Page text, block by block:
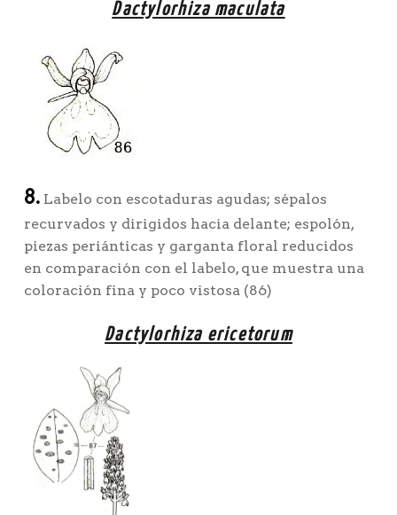
Dactylorhiza maculata
8.Labelo con escotaduras agudas; sépalos
recurvados y dirigidos hacia delante; espolón,
piezas periánticas y garganta floral reducidos
en comparación con el labelo, que muestra una
coloración fina y poco vistosa (86)
Dactylorhiza ericetorum